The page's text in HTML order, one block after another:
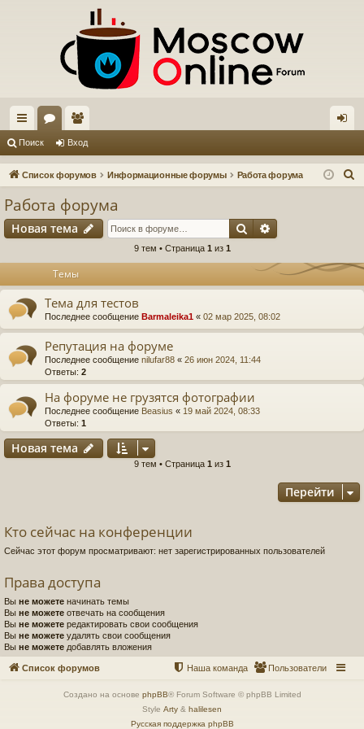
с
ы ум
ол
ьз
ат
ел
и
д
Поиск Вход
Список форумов Информационные форумы Работа форума
Работа форума
Новая тема Поиск
9 тем • Страница 1 из 1
Темы
Тема для тестов
Последнее сообщение Barmaleika1 « 02 мар 2025, 08:02
Репутация на форуме
Последнее сообщение nilufar88 « 26 июн 2024, 11:44
Ответы: 2
На форуме не грузятся фотографии
Последнее сообщение Beasius « 19 май 2024, 08:33
Ответы: 1
Новая тема
9 тем • Страница 1 из 1
Перейти
Кто сейчас на конференции
Сейчас этот форум просматривают: нет зарегистрированных пользователей
Права доступа
Вы не можете начинать темы
Вы не можете отвечать на сообщения
Вы не можете редактировать свои сообщения
Вы не можете удалять свои сообщения
Вы не можете добавлять вложения
Список форумов Пользователи
Наша команда
Создано на основе phpBB® Forum Software © phpBB Limited
Style Arty & halilesen
Русская поддержка phpBB